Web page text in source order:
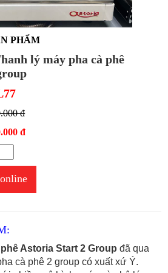
PHẨM
lý máy pha cà phê
đ
đ
Astoria Start 2 Group đã qua
cà phê 2 group có xuất xứ Ý.